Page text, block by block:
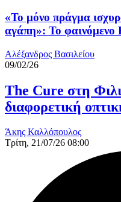
«Το μόνο πράγμα
αγάπη»: Το
Αλέξανδρος Βασιλείου
09/02/26
The Cure στη
διαφορετική
Άκης Καλλόπουλος
Τρίτη, 21/07/26 08:00